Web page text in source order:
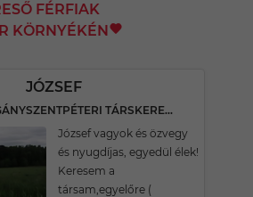
FÉRFIAK
KÖRNYÉKÉN
JÓZSEF
73 ÉVES POGÁNYSZENTPÉTERI TÁRSKERESŐ
József vagyok és özvegy
és nyugdíjas, egyedül élek!
Keresem a
társam,egyelőre (